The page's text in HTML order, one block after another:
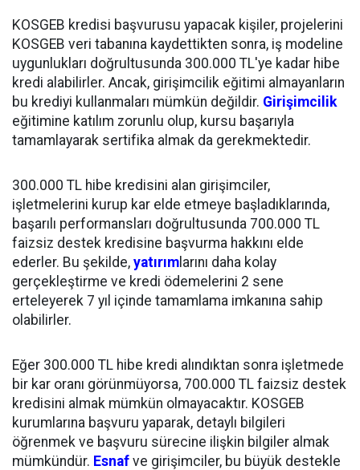
KOSGEB kredisi başvurusu yapacak kişiler, projelerini
KOSGEB veri tabanına kaydettikten sonra, iş modeline
uygunlukları doğrultusunda 300.000 TL'ye kadar hibe
kredi alabilirler. Ancak, girişimcilik eğitimi almayanların
bu krediyi kullanmaları mümkün değildir. Girişimcilik
eğitimine katılım zorunlu olup, kursu başarıyla
tamamlayarak sertifika almak da gerekmektedir.
300.000 TL hibe kredisini alan girişimciler,
işletmelerini kurup kar elde etmeye başladıklarında,
başarılı performansları doğrultusunda 700.000 TL
faizsiz destek kredisine başvurma hakkını elde
ederler. Bu şekilde, yatırım larını daha kolay
gerçekleştirme ve kredi ödemelerini 2 sene
erteleyerek 7 yıl içinde tamamlama imkanına sahip
olabilirler.
Eğer 300.000 TL hibe kredi alındıktan sonra işletmede
bir kar oranı görünmüyorsa, 700.000 TL faizsiz destek
kredisini almak mümkün olmayacaktır. KOSGEB
kurumlarına başvuru yaparak, detaylı bilgileri
öğrenmek ve başvuru sürecine ilişkin bilgiler almak
mümkündür. Esnaf ve girişimciler, bu büyük destekle